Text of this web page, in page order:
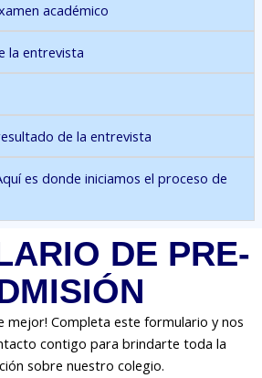
académico
la entrevista
de la entrevista
es donde iniciamos el proceso de
DE PRE-
mejor! Completa este formulario y nos
contigo para brindarte toda la
sobre nuestro colegio.